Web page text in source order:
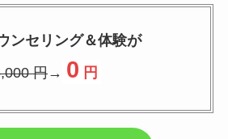
ンセリング＆体験が
円→ 0 円